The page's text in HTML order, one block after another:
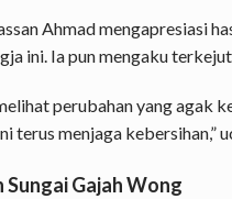
Ahmad mengapresiasi
ini. Ia pun mengaku
perubahan yang agak
terus menjaga kebersihan,”
Sungai Gajah Wong